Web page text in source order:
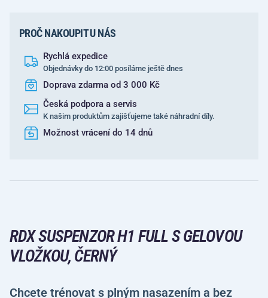
PROČ NAKOUPIT U NÁS
Rychlá expedice
Objednávky do 12:00 posíláme ještě dnes
Doprava zdarma od 3 000 Kč
Česká podpora a servis
K našim produktům zajišťujeme také náhradní díly.
Možnost vrácení do 14 dnů
RDX SUSPENZOR H1 FULL S GELOVOU
VLOŽKOU, ČERNÝ
Chcete trénovat s plným nasazením a bez